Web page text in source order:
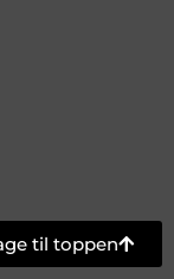
til toppen